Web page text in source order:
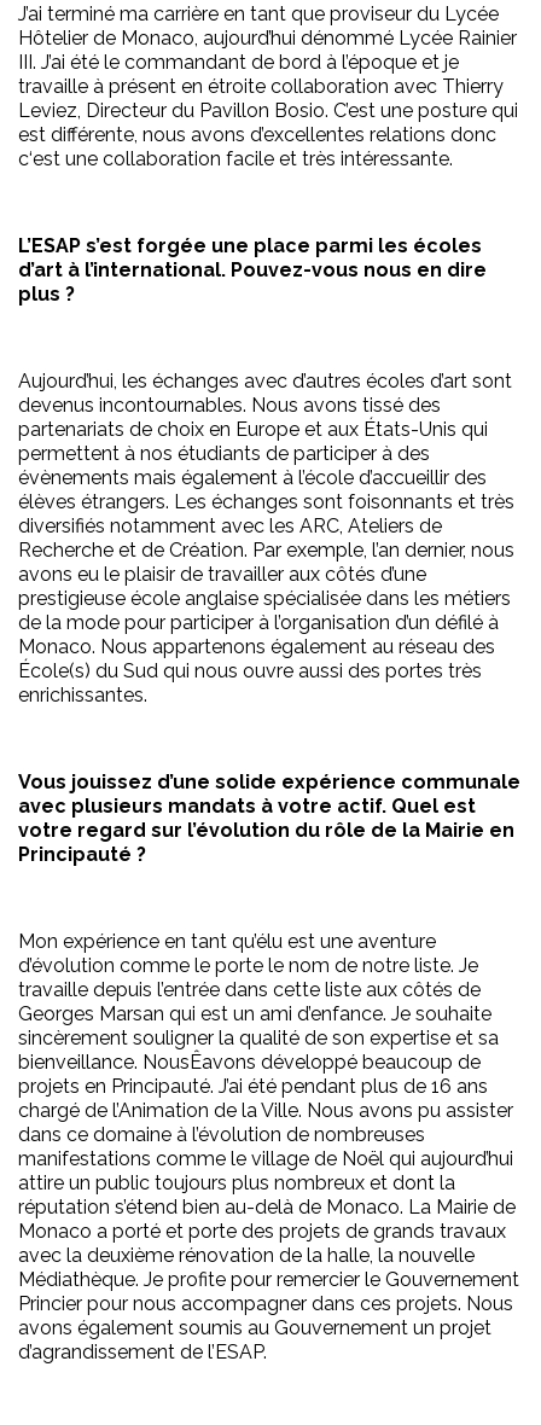
J’ai terminé ma carrière en tant que proviseur du Lycée
Hôtelier de Monaco, aujourd’hui dénommé Lycée Rainier
III. J’ai été le commandant de bord à l’époque et je
travaille à présent en étroite collaboration avec Thierry
Leviez, Directeur du Pavillon Bosio. C’est une posture qui
est différente, nous avons d’excellentes relations donc
c‘est une collaboration facile et très intéressante.
L’ESAP s’est forgée une place parmi les écoles
d’art à l’international. Pouvez-vous nous en dire
plus ?
Aujourd’hui, les échanges avec d’autres écoles d’art sont
devenus incontournables. Nous avons tissé des
partenariats de choix en Europe et aux États-Unis qui
permettent à nos étudiants de participer à des
évènements mais également à l’école d’accueillir des
élèves étrangers. Les échanges sont foisonnants et très
diversifiés notamment avec les ARC, Ateliers de
Recherche et de Création. Par exemple, l’an dernier, nous
avons eu le plaisir de travailler aux côtés d’une
prestigieuse école anglaise spécialisée dans les métiers
de la mode pour participer à l’organisation d’un défilé à
Monaco. Nous appartenons également au réseau des
École(s) du Sud qui nous ouvre aussi des portes très
enrichissantes.
Vous jouissez d’une solide expérience communale
avec plusieurs mandats à votre actif. Quel est
votre regard sur l’évolution du rôle de la Mairie en
Principauté ?
Mon expérience en tant qu’élu est une aventure
d’évolution comme le porte le nom de notre liste. Je
travaille depuis l’entrée dans cette liste aux côtés de
Georges Marsan qui est un ami d’enfance. Je souhaite
sincèrement souligner la qualité de son expertise et sa
bienveillance. NousÊavons développé beaucoup de
projets en Principauté. J’ai été pendant plus de 16 ans
chargé de l’Animation de la Ville. Nous avons pu assister
dans ce domaine à l’évolution de nombreuses
manifestations comme le village de Noël qui aujourd’hui
attire un public toujours plus nombreux et dont la
réputation s’étend bien au-delà de Monaco. La Mairie de
Monaco a porté et porte des projets de grands travaux
avec la deuxième rénovation de la halle, la nouvelle
Médiathèque. Je profite pour remercier le Gouvernement
Princier pour nous accompagner dans ces projets. Nous
avons également soumis au Gouvernement un projet
d’agrandissement de l’ESAP.